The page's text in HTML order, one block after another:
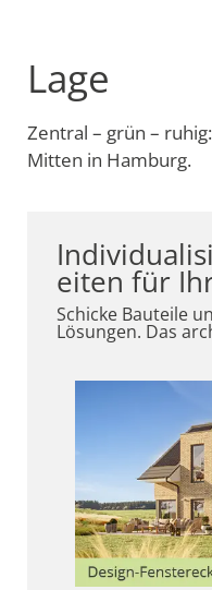
Lage
Zentral – grün –
Mitten in Hamburg.
eiten für
Schicke Bauteile
Lösungen. Das